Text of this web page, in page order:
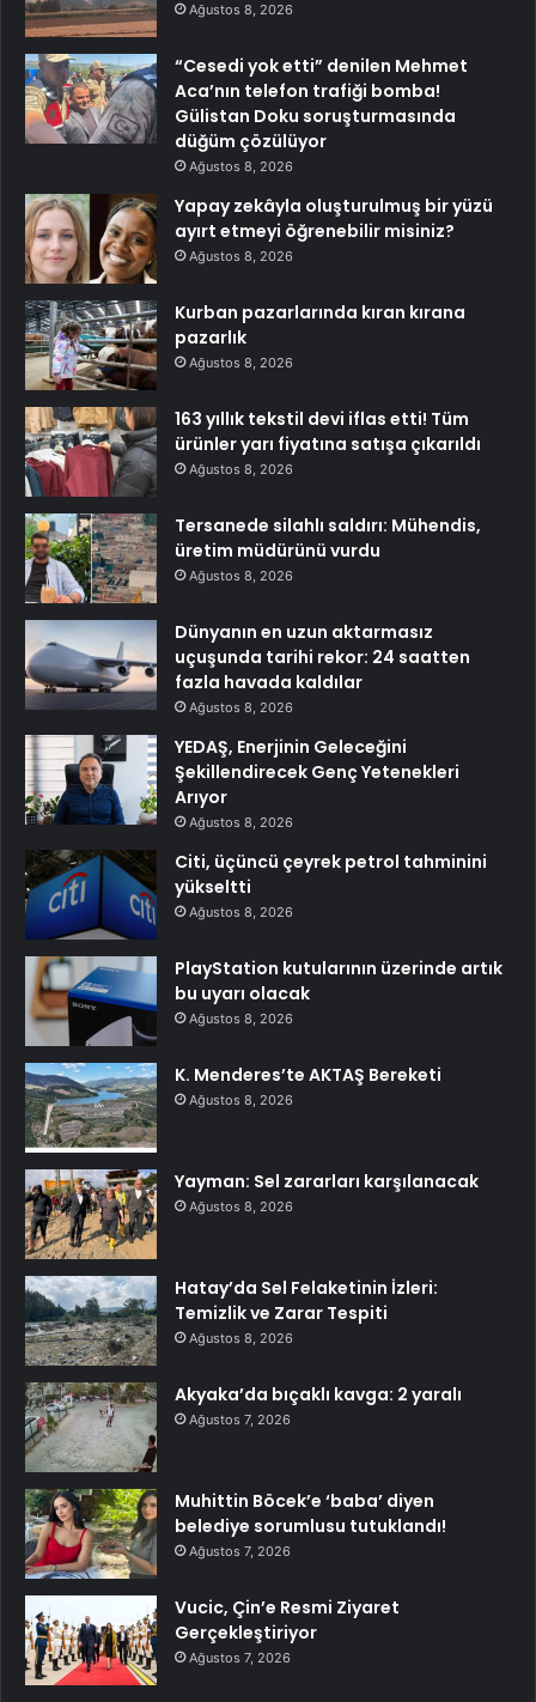
Ağustos 8, 2026
“Cesedi yok etti” denilen Mehmet
Aca’nın telefon trafiği bomba!
Gülistan Doku soruşturmasında
düğüm çözülüyor
Ağustos 8, 2026
Yapay zekâyla oluşturulmuş bir yüzü
ayırt etmeyi öğrenebilir misiniz?
Ağustos 8, 2026
Kurban pazarlarında kıran kırana
pazarlık
Ağustos 8, 2026
163 yıllık tekstil devi iflas etti! Tüm
ürünler yarı fiyatına satışa çıkarıldı
Ağustos 8, 2026
Tersanede silahlı saldırı: Mühendis,
üretim müdürünü vurdu
Ağustos 8, 2026
Dünyanın en uzun aktarmasız
uçuşunda tarihi rekor: 24 saatten
fazla havada kaldılar
Ağustos 8, 2026
YEDAŞ, Enerjinin Geleceğini
Şekillendirecek Genç Yetenekleri
Arıyor
Ağustos 8, 2026
Citi, üçüncü çeyrek petrol tahminini
yükseltti
Ağustos 8, 2026
PlayStation kutularının üzerinde artık
bu uyarı olacak
Ağustos 8, 2026
K. Menderes’te AKTAŞ Bereketi
Ağustos 8, 2026
Yayman: Sel zararları karşılanacak
Ağustos 8, 2026
Hatay’da Sel Felaketinin İzleri:
Temizlik ve Zarar Tespiti
Ağustos 8, 2026
Akyaka’da bıçaklı kavga: 2 yaralı
Ağustos 7, 2026
Muhittin Böcek’e ‘baba’ diyen
belediye sorumlusu tutuklandı!
Ağustos 7, 2026
Vucic, Çin’e Resmi Ziyaret
Gerçekleştiriyor
Ağustos 7, 2026